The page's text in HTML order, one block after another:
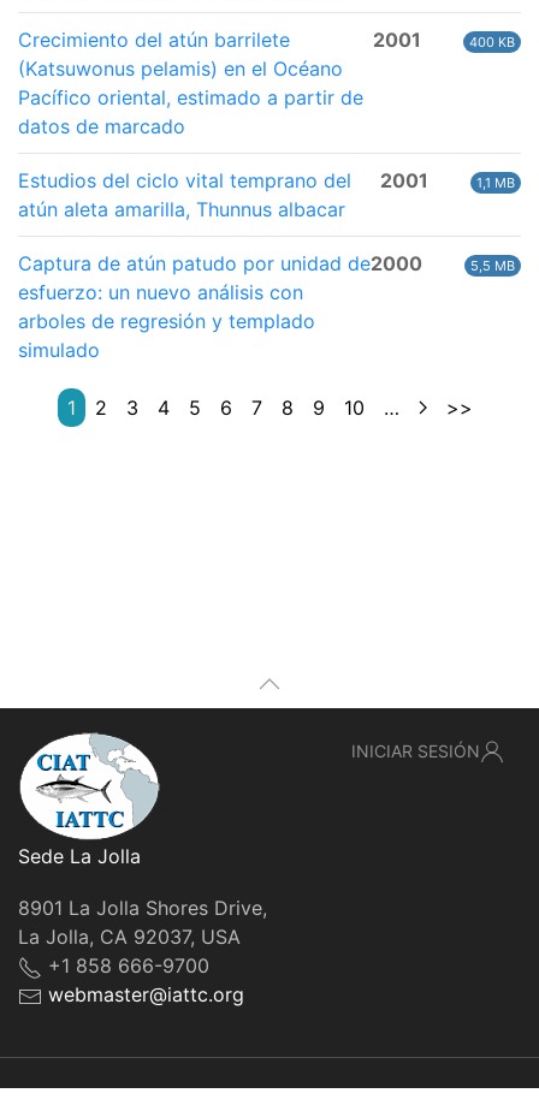
Crecimiento del atún barrilete
(Katsuwonus pelamis) en el Océano
Pacífico oriental, estimado a partir de
datos de marcado
2001 400 KB
Estudios del ciclo vital temprano del
atún aleta amarilla, Thunnus albacar
2001 1,1 MB
Captura de atún patudo por unidad de
esfuerzo: un nuevo análisis con
arboles de regresión y templado
simulado
2000 5,5 MB
1 2 3 4 5 6 7 8 9 10 … >>
Sede La Jolla
8901 La Jolla Shores Drive,
La Jolla, CA 92037, USA
+1 858 666-9700
webmaster@iattc.org
INICIAR SESIÓN
© IATTC, 2022-2026